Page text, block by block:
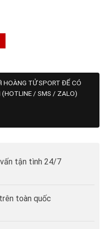
HOÀNG TỬ SPORT ĐỂ CÓ
/ SMS / ZALO)
tận tình 24/7
toàn quốc